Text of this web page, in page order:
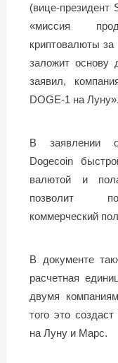
(вице-президент
«миссия
криптовалюты
заложит основу
заявил,
DOGE-1 на Луну».
В заявлении
Dogecoin
валютой и
позволит
коммерческий
В документе
расчетная
двумя
того это
на Луну и Марс.